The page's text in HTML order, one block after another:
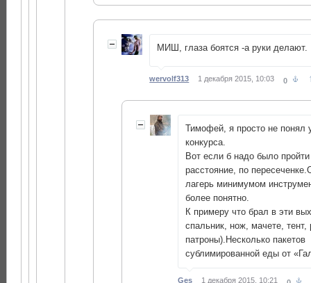
МИШ, глаза боятся -а руки делают.
wervolf313 1 декабря 2015, 10:03 0
Тимофей, я просто не понял
конкурса.
Вот если б надо было пройти
расстояние, по
лагерь минимумом
более понятно.
К примеру что брал в эти
спальник, нож, мачете, тент,
патроны).Несколько пакетов
сублимированной еды от
Ges 1 декабря 2015, 10:21